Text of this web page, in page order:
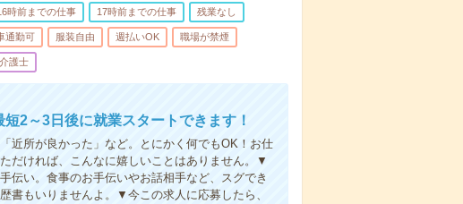
時前までの仕事 17時前までの仕事 残業なし
通勤可 服装自由 週払いOK 職場が禁煙
介護士
2～3日後に就業スタートできます！
所が良かった」など。とにかく何でもOK！お仕
だければ、こんなに嬉しいことはありません。▼
伝い。食事のお手伝いやお話相手など、スグでき
書もいりませんよ。▼今この求人に応募したら、